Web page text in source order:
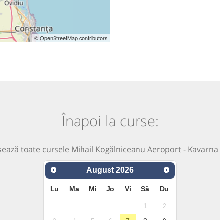
© OpenStreetMap contributors
Înapoi la curse:
toate cursele Mihail Kogălniceanu Aeroport - Kavarna
August 2026
Lu Ma Mi Jo Vi Sâ Du
1
2